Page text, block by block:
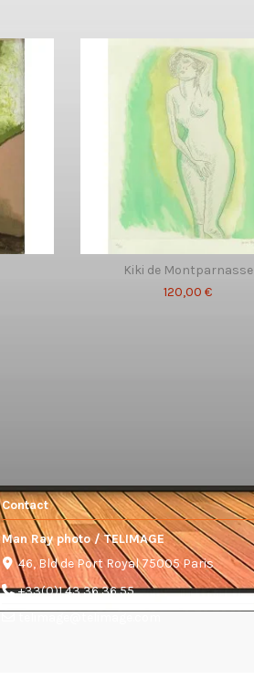
Kiki de Montparnasse
120,00 €
Contact
Man Ray photo / TELIMAGE
46, Bld de Port Royal 75005 Paris
+33(0)1 43 36 36 55